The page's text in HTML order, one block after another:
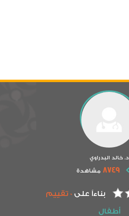
د. خالد البدراوي
8749 مشاهدة
بناءاً على0 تقييم
أطفال